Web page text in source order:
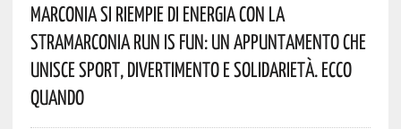
Marconia Si Riempie Di Energia Con La
StraMarconia Run Is Fun: Un Appuntamento Che
Unisce Sport, Divertimento E Solidarietà. Ecco
Quando